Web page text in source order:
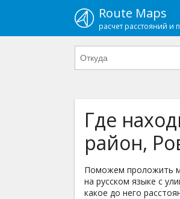
Route Maps
расчет расстояний и
Где
район,
Поможем проложить
на русском языке с
какое до него